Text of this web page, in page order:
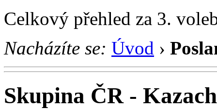
Celkový přehled za 3.
Nacházíte se: Úvod ›
Skupina ČR -